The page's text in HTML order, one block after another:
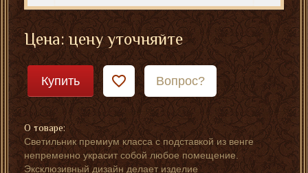
Цена: цену уточняйте
Купить Вопрос?
О товаре:
Светильник премиум класса с подставкой из венге
непременно украсит собой любое помещение.
Эксклюзивный дизайн делает изделие